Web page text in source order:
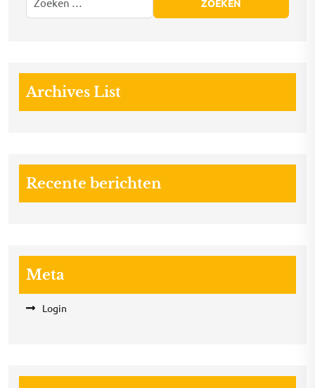
Archives List
Recente berichten
Meta
Login